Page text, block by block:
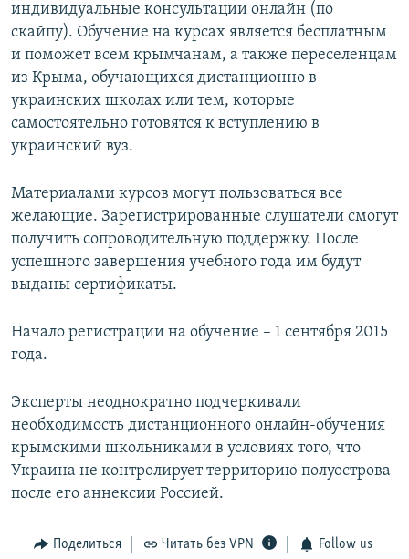
индивидуальные консультации онлайн (по
скайпу). Обучение на курсах является бесплатным
и поможет всем крымчанам, а также переселенцам
из Крыма, обучающихся дистанционно в
украинских школах или тем, которые
самостоятельно готовятся к вступлению в
украинский вуз.
Материалами курсов могут пользоваться все
желающие. Зарегистрированные слушатели смогут
получить сопроводительную поддержку. После
успешного завершения учебного года им будут
выданы сертификаты.
Начало регистрации на обучение – 1 сентября 2015
года.
Эксперты неоднократно подчеркивали
необходимость дистанционного онлайн-обучения
крымскими школьниками в условиях того, что
Украина не контролирует территорию полуострова
после его аннексии Россией.
Поделиться Читать без VPN Follow us